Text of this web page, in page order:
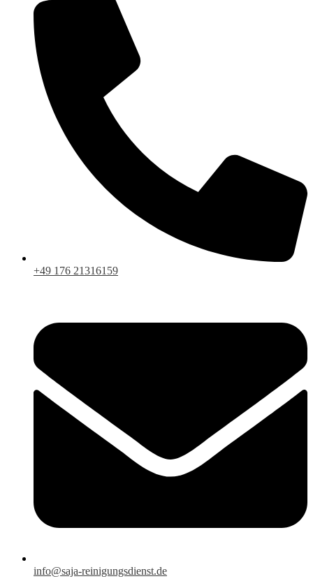
+49 176 21316159
info@saja-reinigungsdienst.de